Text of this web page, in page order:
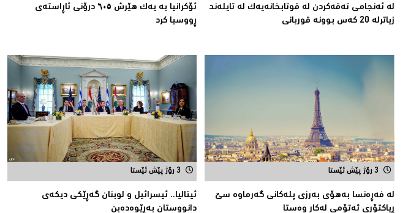
لە ئەنجامی تەقەكردن لە قوتابخانەیەك لە تایلەند
زیاترلە 20 كەس بوونە قوربانى
ئۆکرانیا بە یەک هێرش ٦٠٥ درۆنی ئاڕاستەى
ڕووسیا کرد
3 رۆژ پێش ئێستا
لە فەڕەنسا بەهۆی بەرزی پلەکانی گەرماوە سێ
ڕیاکتۆری ئەتۆمی له‌كار وه‌ستا
3 رۆژ پێش ئێستا
ئیتالیا.. ئیسرائیل و لوبنان گه‌ڕێكی دیكه‌ی
دانووستان به‌ڕێوه‌ده‌بن